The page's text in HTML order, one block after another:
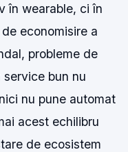
în wearable, ci în
economisire a
probleme de
bun nu
nu pune automat
acest echilibru
de ecosistem